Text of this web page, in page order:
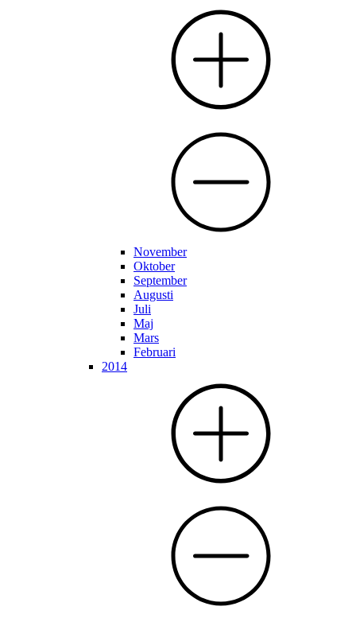
November
Oktober
September
Augusti
Juli
Maj
Mars
Februari
2014